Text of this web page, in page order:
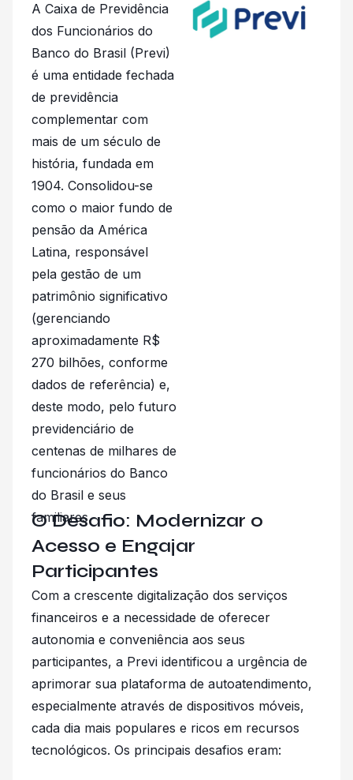
A Caixa de Previdência
dos Funcionários do
Banco do Brasil (Previ)
é uma entidade fechada
de previdência
complementar com
mais de um século de
história, fundada em
1904. Consolidou-se
como o maior fundo de
pensão da América
Latina, responsável
pela gestão de um
patrimônio significativo
(gerenciando
aproximadamente R$
270 bilhões, conforme
dados de referência) e,
deste modo, pelo futuro
previdenciário de
centenas de milhares de
funcionários do Banco
do Brasil e seus
familiares.
O Desafio: Modernizar o
Acesso e Engajar
Participantes
Com a crescente digitalização dos serviços
financeiros e a necessidade de oferecer
autonomia e conveniência aos seus
participantes, a Previ identificou a urgência de
aprimorar sua plataforma de autoatendimento,
especialmente através de dispositivos móveis,
cada dia mais populares e ricos em recursos
tecnológicos. Os principais desafios eram: